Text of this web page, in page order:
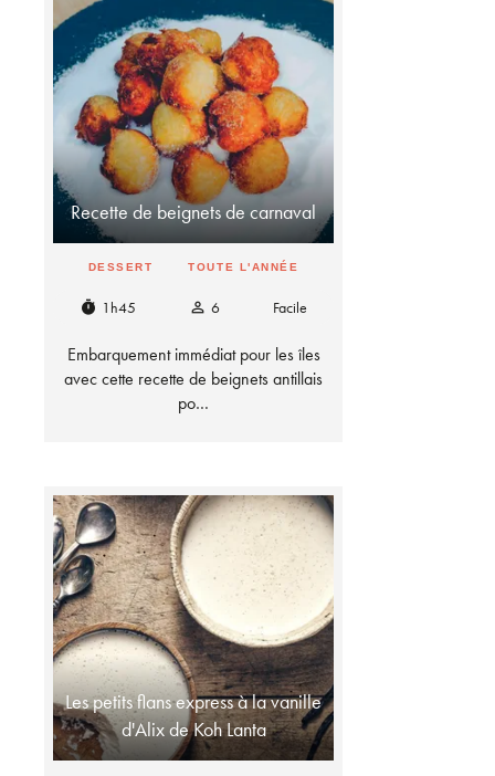
Recette de beignets de carnaval
DESSERT TOUTE L'ANNÉE
timer 1h45 person_outline 6 Facile
Embarquement immédiat pour les îles
avec cette recette de beignets antillais
po…
Les petits flans express à la vanille
d'Alix de Koh Lanta